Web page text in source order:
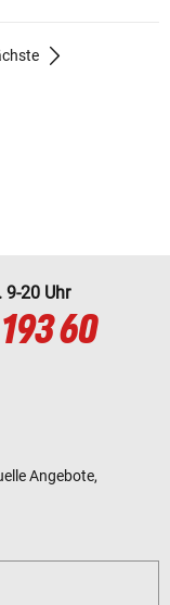
9-20 Uhr
60
Angebote,